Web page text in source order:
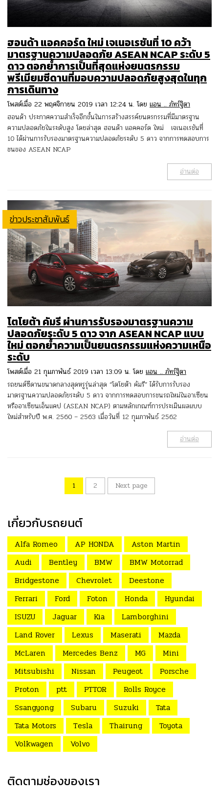
ฮอนด้า แอคคอร์ด ใหม่ เจเนอเรชันที่ 10 คว้า
มาตรฐานความปลอดภัย ASEAN NCAP ระดับ 5
ดาว ตอกย้ำการเป็นที่สุดแห่งยนตรกรรม
พรีเมียมซีดานที่มอบความปลอดภัยสูงสุดในทุก
การเดินทาง
โพสต์เมื่อ 22 พฤศจิกายน 2019 เวลา 12:24 น. โดย แอน .. ภัทร์ฐิตา
ฮอนด้า ประกาศความสำเร็จอีกขั้นในการสร้างสรรค์ยนตรกรรมที่มีมาตรฐาน
ความปลอดภัยในระดับสูง โดยล่าสุด ฮอนด้า แอคคอร์ด ใหม่ เจเนอเรชันที่
10 ได้ผ่านการรับรองมาตรฐานความปลอดภัยระดับ 5 ดาว จากการทดสอบการ
ชนของ ASEAN NCAP
อ่านต่อ
ข่าวประชาสัมพันธ์
โตโยต้า คัมรี ผ่านการรับรองมาตรฐานความ
ปลอดภัยระดับ 5 ดาว จาก ASEAN NCAP แบบ
ใหม่ ตอกย้ำความเป็นยนตรกรรมแห่งความเหนือ
ระดับ
โพสต์เมื่อ 21 กุมภาพันธ์ 2019 เวลา 13:09 น. โดย แอน .. ภัทร์ฐิตา
รถยนต์ซีดานขนาดกลางสุดหรูรุ่นล่าสุด “โตโยต้า คัมรี” ได้รับการรับรอง
มาตรฐานความปลอดภัยระดับ 5 ดาว จากการทดสอบการชนรถใหม่ในอาเซียน
หรืออาเซียนเอ็นแคป (ASEAN NCAP) ตามหลักเกณฑ์การประเมินผลแบบ
ใหม่สำหรับปี พ.ศ. 2560 – 2563 เมื่อวันที่ 12 กุมภาพันธ์ 2562
อ่านต่อ
1 2 Next page
เกี่ยวกับรถยนต์
Alfa Romeo AP HONDA
Aston Martin
Audi
Bentley BMW
BMW Motorrad
Bridgestone
Chevrolet
Deestone
Ferrari
Ford Foton Honda
Hyundai
ISUZU
Jaguar Kia
Lamborghini
Land Rover
Lexus Maserati
Mazda
McLaren
Mercedes Benz MG
Mini
Mitsubishi
Nissan Peugeot
Porsche
Proton
ptt PTTOR
Rolls Royce
Ssangyong
Subaru Suzuki
Tata
Tata Motors
Tesla Thairung
Toyota
Volkwagen
Volvo
ติดตามช่องของเรา